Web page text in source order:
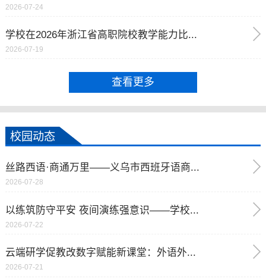
2026-07-24
学校在2026年浙江省高职院校教学能力比...
2026-07-19
查看更多
校园动态
丝路西语·商通万里——义乌市西班牙语商...
2026-07-28
以练筑防守平安 夜间演练强意识——学校...
2026-07-22
云端研学促教改数字赋能新课堂：外语外...
2026-07-21